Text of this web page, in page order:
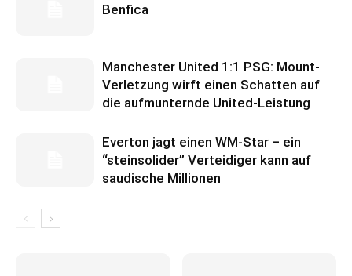
Benfica
Manchester United 1:1 PSG: Mount-
Verletzung wirft einen Schatten auf
die aufmunternde United-Leistung
Everton jagt einen WM-Star – ein
“steinsolider” Verteidiger kann auf
saudische Millionen